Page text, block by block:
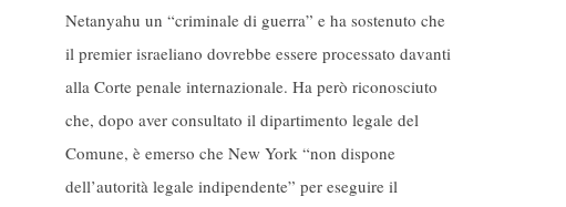
Netanyahu un “criminale di guerra” e ha sostenuto che
il premier israeliano dovrebbe essere processato davanti
alla Corte penale internazionale. Ha però riconosciuto
che, dopo aver consultato il dipartimento legale del
Comune, è emerso che New York “non dispone
dell’autorità legale indipendente” per eseguire il